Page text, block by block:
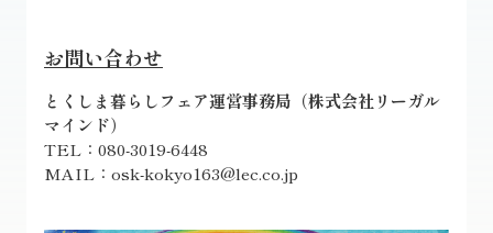
お問い合わせ
とくしま暮らしフェア運営事務局（株式会社リーガル
マインド）
TEL：080-3019-6448
MAIL：osk-kokyo163@lec.co.jp